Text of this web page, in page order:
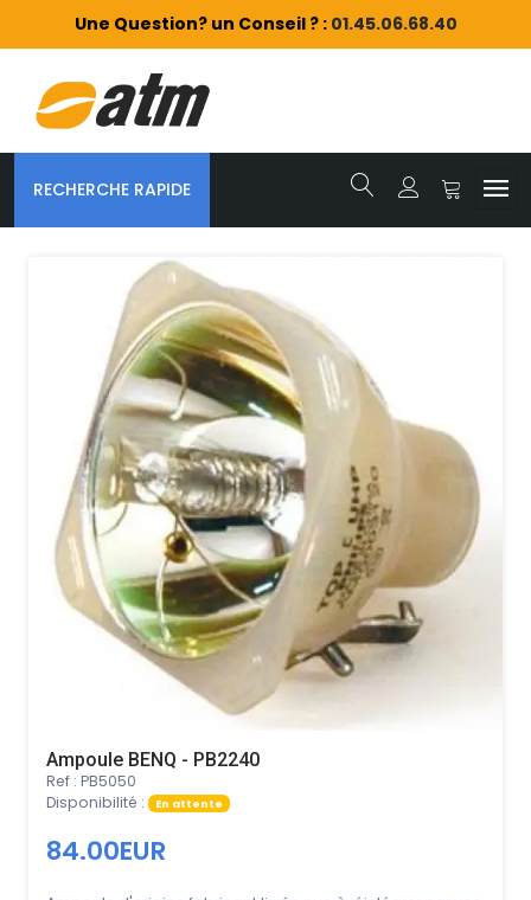
Une Question? un Conseil ? : 01.45.06.68.40
RECHERCHE RAPIDE
Ampoule BENQ - PB2240
Ref : PB5050
Disponibilité :
En attente
84.00EUR